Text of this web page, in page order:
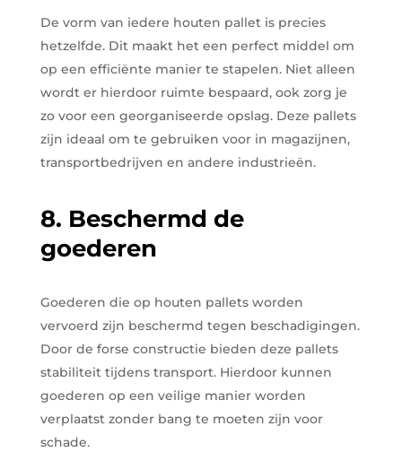
De vorm van iedere houten pallet is precies
hetzelfde. Dit maakt het een perfect middel om
op een efficiënte manier te stapelen. Niet alleen
wordt er hierdoor ruimte bespaard, ook zorg je
zo voor een georganiseerde opslag. Deze pallets
zijn ideaal om te gebruiken voor in magazijnen,
transportbedrijven en andere industrieën.
8. Beschermd de
goederen
Goederen die op houten pallets worden
vervoerd zijn beschermd tegen beschadigingen.
Door de forse constructie bieden deze pallets
stabiliteit tijdens transport. Hierdoor kunnen
goederen op een veilige manier worden
verplaatst zonder bang te moeten zijn voor
schade.